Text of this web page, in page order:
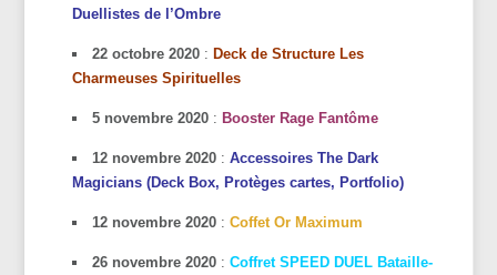
Duellistes de l’Ombre
22 octobre 2020 : Deck de Structure Les
Charmeuses Spirituelles
5 novembre 2020 : Booster Rage Fantôme
12 novembre 2020 :Accessoires The Dark
Magicians (Deck Box, Protèges cartes, Portfolio)
12 novembre 2020 :Coffet Or Maximum
26 novembre 2020 :Coffret SPEED DUEL Bataille-